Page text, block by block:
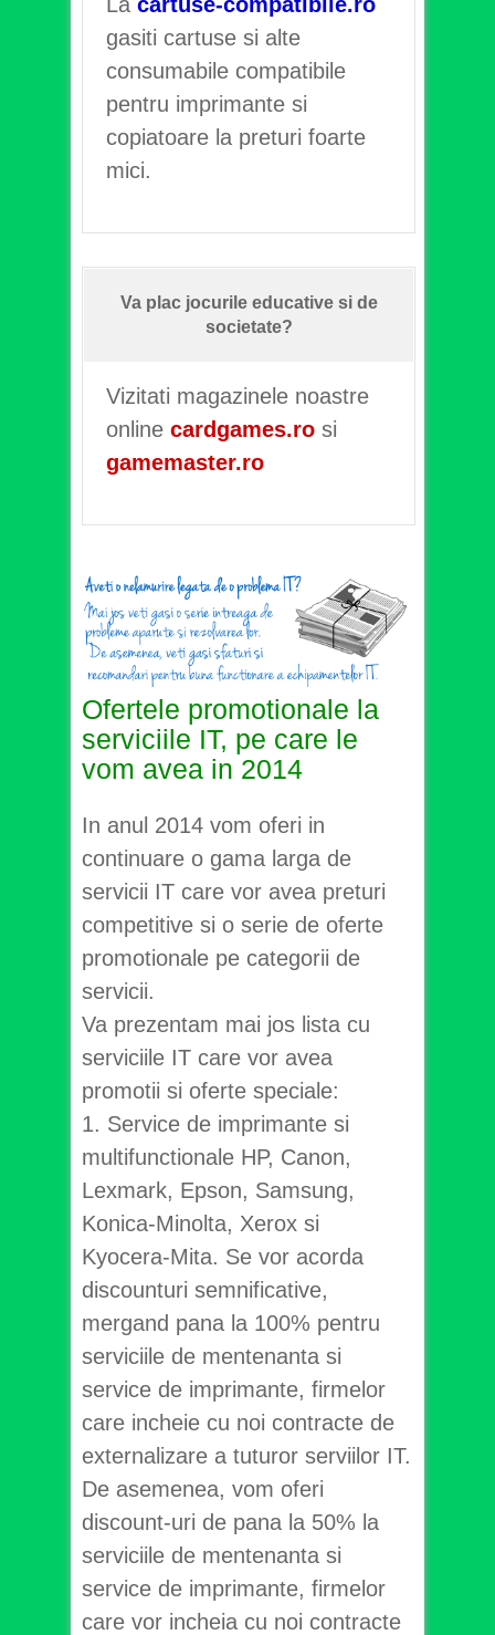
gasiti cartuse si alte
consumabile compatibile
pentru imprimante si
copiatoare la preturi foarte
mici.
Va plac jocurile educative si de
societate?
Vizitati magazinele noastre
online cardgames.ro si
gamemaster.ro
Ofertele promotionale la
serviciile IT, pe care le
vom avea in 2014
In anul 2014 vom oferi in
continuare o gama larga de
servicii IT care vor avea preturi
competitive si o serie de oferte
promotionale pe categorii de
servicii.
Va prezentam mai jos lista cu
serviciile IT care vor avea
promotii si oferte speciale:
1. Service de imprimante si
multifunctionale HP, Canon,
Lexmark, Epson, Samsung,
Konica-Minolta, Xerox si
Kyocera-Mita. Se vor acorda
discounturi semnificative,
mergand pana la 100% pentru
serviciile de mentenanta si
service de imprimante, firmelor
care incheie cu noi contracte de
externalizare a tuturor serviilor IT.
De asemenea, vom oferi
discount-uri de pana la 50% la
serviciile de mentenanta si
service de imprimante, firmelor
care vor incheia cu noi contracte